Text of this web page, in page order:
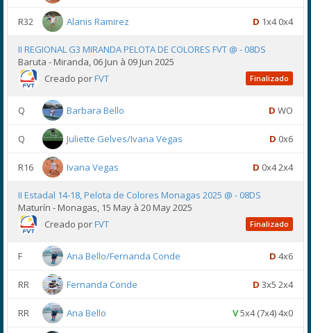
R32 Alanis Ramirez D 1x4 0x4
II REGIONAL G3 MIRANDA PELOTA DE COLORES FVT @ - 08DS
Baruta - Miranda, 06 Jun à 09 Jun 2025
Creado porFVT Finalizado
Q Barbara Bello D WO
Q Juliette Gelves/Ivana Vegas D 0x6
R16 Ivana Vegas D 0x4 2x4
II Estadal 14-18, Pelota de Colores Monagas 2025 @ - 08DS
Maturín - Monagas, 15 May à 20 May 2025
Creado porFVT Finalizado
F Ana Bello/Fernanda Conde D 4x6
RR Fernanda Conde D 3x5 2x4
RR Ana Bello V5x4 (7x4) 4x0